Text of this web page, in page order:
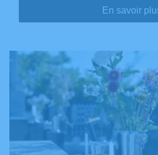
En savoir